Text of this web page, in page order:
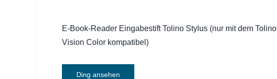
E-Book-Reader Eingabestift Tolino Stylus (nur mit dem Tolino
Vision Color kompatibel)
Ding ansehen